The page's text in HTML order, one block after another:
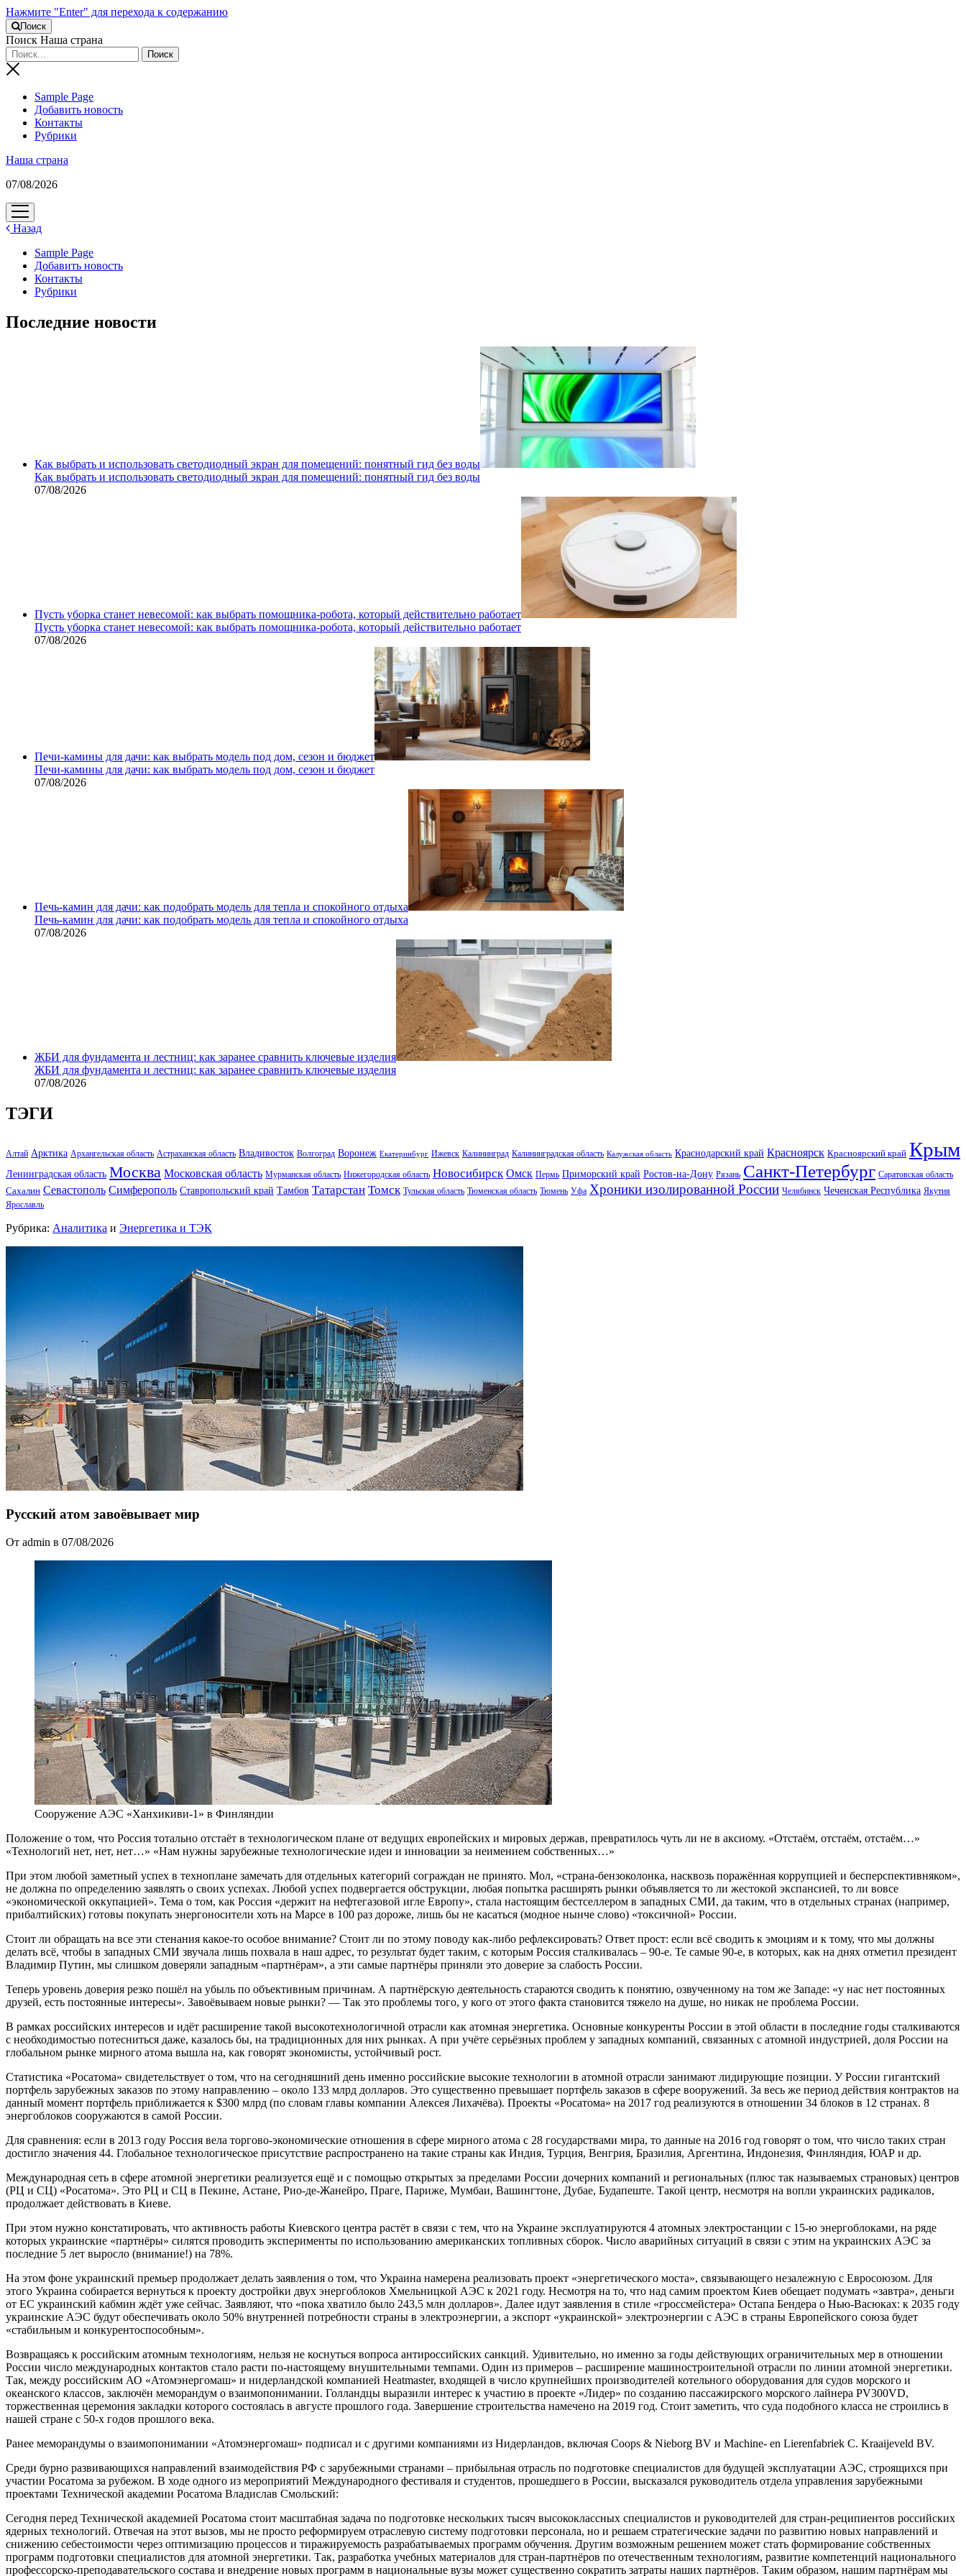
Нажмите "Enter" для перехода к содержанию
Поиск
Поиск Наша страна
Sample Page
Добавить новость
Контакты
Рубрики
Наша страна
07/08/2026
открыть
меню
Назад
Sample Page
Добавить новость
Контакты
Рубрики
Последние новости
Как выбрать и использовать светодиодный экран для помещений: понятный гид без воды
Как выбрать и использовать светодиодный экран для помещений: понятный гид без воды
07/08/2026
Пусть уборка станет невесомой: как выбрать помощника‑робота, который действительно работает
Пусть уборка станет невесомой: как выбрать помощника‑робота, который действительно работает
07/08/2026
Печи-камины для дачи: как выбрать модель под дом, сезон и бюджет
Печи-камины для дачи: как выбрать модель под дом, сезон и бюджет
07/08/2026
Печь-камин для дачи: как подобрать модель для тепла и спокойного отдыха
Печь-камин для дачи: как подобрать модель для тепла и спокойного отдыха
07/08/2026
ЖБИ для фундамента и лестниц: как заранее сравнить ключевые изделия
ЖБИ для фундамента и лестниц: как заранее сравнить ключевые изделия
07/08/2026
ТЭГИ
Алтай Арктика Архангельская область Астраханская область Владивосток Волгоград Воронеж Екатеринбург Ижевск Калининград Калининградская область Калужская область Краснодарский край Красноярск Красноярский край Крым
Ленинградская область Москва Московская область Мурманская область Нижегородская область Новосибирск Омск Пермь Приморский край Ростов-на-Дону Рязань Санкт-Петербург Саратовская область
Сахалин Севастополь Симферополь Ставропольский край Тамбов Татарстан Томск Тульская область Тюменская область Тюмень Уфа Хроники изолированной России Челябинск Чеченская Республика Якутия
Ярославль
Рубрика: Аналитика и Энергетика и ТЭК
Русский атом завоёвывает мир
От admin в 07/08/2026
Сооружение АЭС «Ханхикиви-1» в Финляндии
Положение о том, что Россия тотально отстаёт в технологическом плане от ведущих европейских и мировых держав, превратилось чуть ли не в аксиому. «Отстаём, отстаём, отстаём…»
«Технологий нет, нет, нет…» «Нам нужны зарубежные технологические идеи и инновации за неимением собственных…»
При этом любой заметный успех в техноплане замечать для отдельных категорий сограждан не принято. Мол, «страна-бензоколонка, насквозь поражённая коррупцией и бесперспективняком»,
не должна по определению заявлять о своих успехах. Любой успех подвергается обструкции, любая попытка расширять рынки объявляется то ли жестокой экспансией, то ли вовсе
«экономической оккупацией». Тема о том, как Россия «держит на нефтегазовой игле Европу», стала настоящим бестселлером в западных СМИ, да таким, что в отдельных странах (например,
прибалтийских) готовы покупать энергоносители хоть на Марсе в 100 раз дороже, лишь бы не касаться (модное нынче слово) «токсичной» России.
Стоит ли обращать на все эти стенания какое-то особое внимание? Стоит ли по этому поводу как-либо рефлексировать? Ответ прост: если всё сводить к эмоциям и к тому, что мы должны
делать всё, чтобы в западных СМИ звучала лишь похвала в наш адрес, то результат будет таким, с которым Россия сталкивалась – 90-е. Те самые 90-е, в которых, как на днях отметил президент
Владимир Путин, мы слишком доверяли западным «партнёрам», а эти самые партнёры приняли это доверие за слабость России.
Теперь уровень доверия резко пошёл на убыль по объективным причинам. А партнёрскую деятельность стараются сводить к понятию, озвученному на том же Западе: «у нас нет постоянных
друзей, есть постоянные интересы». Завоёвываем новые рынки? — Так это проблемы того, у кого от этого факта становится тяжело на душе, но никак не проблема России.
В рамках российских интересов и идёт расширение такой высокотехнологичной отрасли как атомная энергетика. Основные конкуренты России в этой области в последние годы сталкиваются
с необходимостью потесниться даже, казалось бы, на традиционных для них рынках. А при учёте серьёзных проблем у западных компаний, связанных с атомной индустрией, доля России на
глобальном рынке мирного атома вышла на, как говорят экономисты, устойчивый рост.
Статистика «Росатома» свидетельствует о том, что на сегодняшний день именно российские высокие технологии в атомной отрасли занимают лидирующие позиции. У России гигантский
портфель зарубежных заказов по этому направлению – около 133 млрд долларов. Это существенно превышает портфель заказов в сфере вооружений. За весь же период действия контрактов на
данный момент портфель приближается к $300 млрд (по словам главы компании Алексея Лихачёва). Проекты «Росатома» на 2017 год реализуются в отношении 34 блоков в 12 странах. 8
энергоблоков сооружаются в самой России.
Для сравнения: если в 2013 году Россия вела торгово-экономические отношения в сфере мирного атома с 28 государствами мира, то данные на 2016 год говорят о том, что число таких стран
достигло значения 44. Глобальное технологическое присутствие распространено на такие страны как Индия, Турция, Венгрия, Бразилия, Аргентина, Индонезия, Финляндия, ЮАР и др.
Международная сеть в сфере атомной энергетики реализуется ещё и с помощью открытых за пределами России дочерних компаний и региональных (плюс так называемых страновых) центров
(РЦ и СЦ) «Росатома». Это РЦ и СЦ в Пекине, Астане, Рио-де-Жанейро, Праге, Париже, Мумбаи, Вашингтоне, Дубае, Будапеште. Такой центр, несмотря на вопли украинских радикалов,
продолжает действовать в Киеве.
При этом нужно констатировать, что активность работы Киевского центра растёт в связи с тем, что на Украине эксплуатируются 4 атомных электростанции с 15-ю энергоблоками, на ряде
которых украинские «партнёры» силятся проводить эксперименты по использованию американских топливных сборок. Число аварийных ситуаций в связи с этим на украинских АЭС за
последние 5 лет выросло (внимание!) на 78%.
На этом фоне украинский премьер продолжает делать заявления о том, что Украина намерена реализовать проект «энергетического моста», связывающего незалежную с Евросоюзом. Для
этого Украина собирается вернуться к проекту достройки двух энергоблоков Хмельницкой АЭС к 2021 году. Несмотря на то, что над самим проектом Киев обещает подумать «завтра», деньги
от ЕС украинский кабмин ждёт уже сейчас. Заявляют, что «пока хватило было 243,5 млн долларов». Далее идут заявления в стиле «гроссмейстера» Остапа Бендера о Нью-Васюках: к 2035 году
украинские АЭС будут обеспечивать около 50% внутренней потребности страны в электроэнергии, а экспорт «украинской» электроэнергии с АЭС в страны Европейского союза будет
«стабильным и конкурентоспособным».
Возвращаясь к российским атомным технологиям, нельзя не коснуться вопроса антироссийских санкций. Удивительно, но именно за годы действующих ограничительных мер в отношении
России число международных контактов стало расти по-настоящему внушительными темпами. Один из примеров – расширение машиностроительной отрасли по линии атомной энергетики.
Так, между российским АО «Атомэнергомаш» и нидерландской компанией Heatmaster, входящей в число крупнейших производителей котельного оборудования для судов морского и
океанского классов, заключён меморандум о взаимопонимании. Голландцы выразили интерес к участию в проекте «Лидер» по созданию пассажирского морского лайнера PV300VD,
торжественная церемония закладки которого состоялась в августе прошлого года. Завершение строительства намечено на 2019 год. Стоит заметить, что суда подобного класса не строились в
нашей стране с 50-х годов прошлого века.
Ранее меморандумы о взаимопонимании «Атомэнергомаш» подписал и с другими компаниями из Нидерландов, включая Coops & Nieborg BV и Machine- en Lierenfabriek C. Kraaijeveld BV.
Среди бурно развивающихся направлений взаимодействия РФ с зарубежными странами – прибыльная отрасль по подготовке специалистов для будущей эксплуатации АЭС, строящихся при
участии Росатома за рубежом. В ходе одного из мероприятий Международного фестиваля и студентов, прошедшего в России, высказался руководитель отдела управления зарубежными
проектами Технической академии Росатома Владислав Смольский:
Сегодня перед Технической академией Росатома стоит масштабная задача по подготовке нескольких тысяч высококлассных специалистов и руководителей для стран-реципиентов российских
ядерных технологий. Отвечая на этот вызов, мы не просто реформируем отраслевую систему подготовки персонала, но и решаем стратегические задачи по развитию новых направлений и
снижению себестоимости через оптимизацию процессов и тиражируемость разрабатываемых программ обучения. Другим возможным решением может стать формирование собственных
программ подготовки специалистов для атомной энергетики. Так, разработка учебных материалов для стран-партнёров по отечественным технологиям, развитие компетенций национального
профессорско-преподавательского состава и внедрение новых программ в национальные вузы может существенно сократить затраты наших партнёров. Таким образом, нашим партнёрам мы